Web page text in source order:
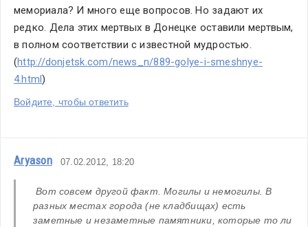
мемориала? И много еще вопросов. Но задают их
редко. Дела этих мертвых в Донецке оставили мертвым,
в полном соответствии с известной мудростью.
(http://donjetsk.com/news_n/889-golye-i-smeshnye-
4.html)
Войдите, чтобы ответить
Aryason 07.02.2012, 18:20
Вот совсем другой факт. Могилы и немогилы. В
разных местах города (не кладбищах) есть
заметные и незаметные памятники, которые то ли